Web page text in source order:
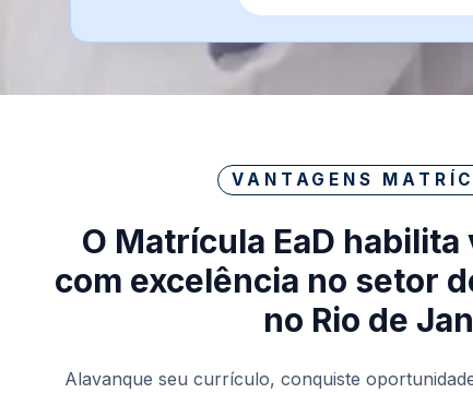
VANTAGENS
O Matrícula EaD
com excelência no setor
no Rio de
Alavanque seu currículo, conquiste